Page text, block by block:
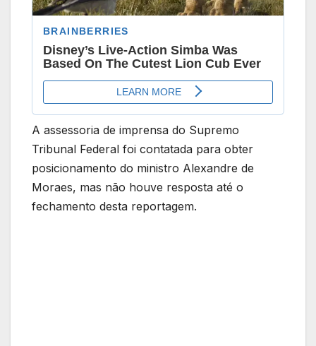
A assessoria de imprensa do Supremo
Tribunal Federal foi contatada para obter
posicionamento do ministro Alexandre de
Moraes, mas não houve resposta até o
fechamento desta reportagem.